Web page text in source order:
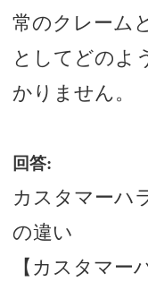
常のクレーム
としてどのよ
かりません。
回答:
カスタマーハ
の違い
【カスタマー